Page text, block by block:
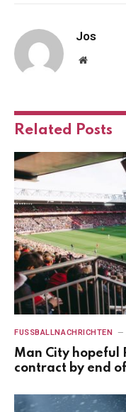
Jos
Website
Related Posts
FUSSBALLNACHRICHTEN
Man City hopeful
contract by end